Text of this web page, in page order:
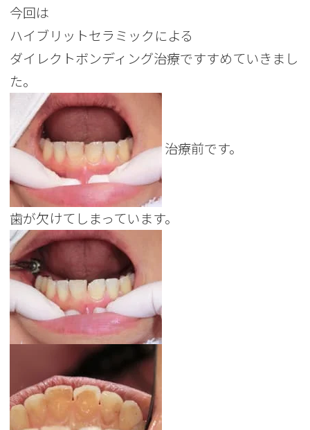
今回は
ハイブリットセラミックによる
ダイレクトボンディング治療ですすめていきまし
た。
治療前です。
歯が欠けてしまっています。